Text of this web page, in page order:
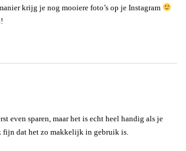
krijg je nog mooiere foto’s op je Instagram
even sparen, maar het is echt heel handig als je
fijn dat het zo makkelijk in gebruik is.